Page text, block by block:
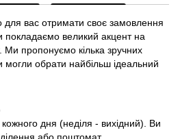
вас отримати своє замовлення
великий акцент на
Ми пропонуємо кілька зручних
могли обрати найбільш ідеальний
дня (неділя - вихідний). Ви
або поштомат.